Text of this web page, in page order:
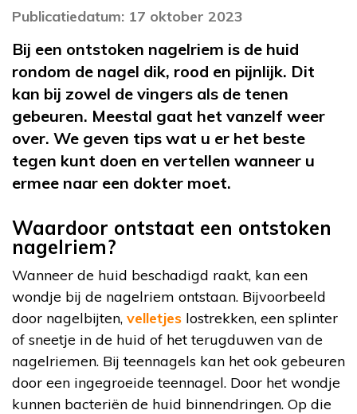
Publicatiedatum: 17 oktober 2023
Bij een ontstoken nagelriem is de huid
rondom de nagel dik, rood en pijnlijk. Dit
kan bij zowel de vingers als de tenen
gebeuren. Meestal gaat het vanzelf weer
over. We geven tips wat u er het beste
tegen kunt doen en vertellen wanneer u
ermee naar een dokter moet.
Waardoor ontstaat een ontstoken
nagelriem?
Wanneer de huid beschadigd raakt, kan een
wondje bij de nagelriem ontstaan. Bijvoorbeeld
door nagelbijten, velletjes lostrekken, een splinter
of sneetje in de huid of het terugduwen van de
nagelriemen. Bij teennagels kan het ook gebeuren
door een ingegroeide teennagel. Door het wondje
kunnen bacteriën de huid binnendringen. Op die